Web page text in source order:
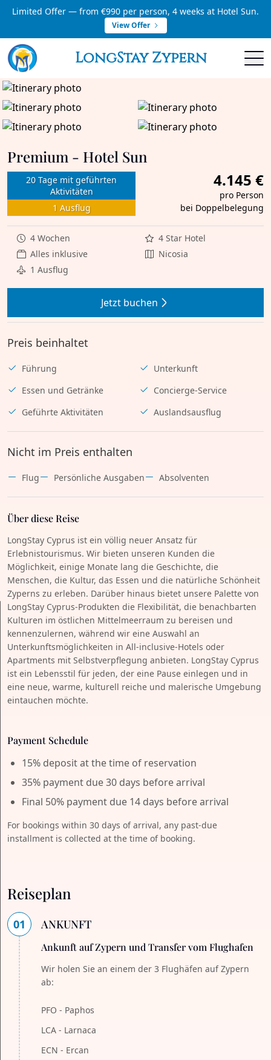
Limited Offer — from €990 per person, 4 weeks at Hotel Sun.
View Offer
LongStay Zypern
Premium - Hotel Sun
20 Tage mit geführten
Aktivitäten
1 Ausflug
4.145 €
pro Person
bei Doppelbelegung
4 Wochen
4 Star Hotel
Alles inklusive
Nicosia
1 Ausflug
Jetzt buchen
Preis beinhaltet
Führung
Unterkunft
Essen und Getränke
Concierge-Service
Geführte Aktivitäten
Auslandsausflug
Nicht im Preis enthalten
Flug Persönliche Ausgaben Absolventen
Über diese Reise
LongStay Cyprus ist ein völlig neuer Ansatz für
Erlebnistourismus. Wir bieten unseren Kunden die
Möglichkeit, einige Monate lang die Geschichte, die
Menschen, die Kultur, das Essen und die natürliche Schönheit
Zyperns zu erleben. Darüber hinaus bietet unsere Palette von
LongStay Cyprus-Produkten die Flexibilität, die benachbarten
Kulturen im östlichen Mittelmeerraum zu bereisen und
kennenzulernen, während wir eine Auswahl an
Unterkunftsmöglichkeiten in All-inclusive-Hotels oder
Apartments mit Selbstverpflegung anbieten. LongStay Cyprus
ist ein Lebensstil für jeden, der eine Pause einlegen und in
eine neue, warme, kulturell reiche und malerische Umgebung
eintauchen möchte.
Payment Schedule
15% deposit at the time of reservation
35% payment due 30 days before arrival
Final 50% payment due 14 days before arrival
For bookings within 30 days of arrival, any past-due
installment is collected at the time of booking.
Reiseplan
01 ANKUNFT
Ankunft auf Zypern und Transfer vom Flughafen
Wir holen Sie an einem der 3 Flughäfen auf Zypern
ab:
PFO - Paphos
LCA - Larnaca
ECN - Ercan